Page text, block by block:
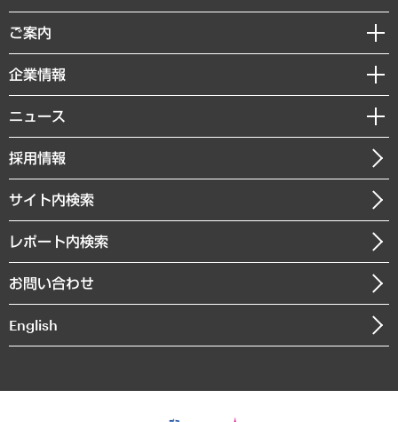
組織・人事戦略
デジタルイノベーション
共生・ダイバーシティ
GRC（ガバナンス・リスク・コンプライアンス）・防災（政策）
経済・産業・雇用・労働
まちづくり・観光・交通・スポーツ・スマートシティ
自然資源・農林水産業・食料システム
経済調査
レポート
コラム
経営用語集
受託・受注実績（官公庁関連）
メディア掲載・出演
ご案内
セミナー・イベント情報
MUFGビジネスセミナー
受託案件情報
企業情報
私たちの想い
社長メッセージ
会社概要
沿革
組織図・本部部室紹介
インドネシア現地法人
個人情報保護方針
ニュース
ニュースリリース
お知らせ
採用情報
サイト内検索
レポート内検索
お問い合わせ
English